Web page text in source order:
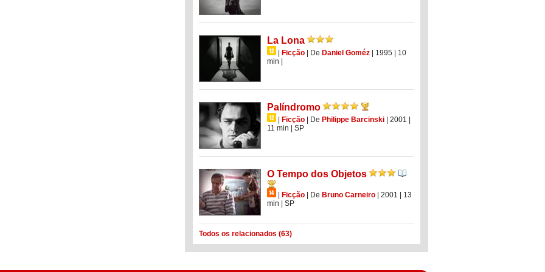
La Lona
Ficção De Daniel Goméz | 1995
| 10
min
Palíndromo
Ficção De Philippe Barcinski | 2001
11 min
SP
O Tempo dos Objetos
Ficção De Bruno Carneiro | 2001
| 13
min
SP
Todos os relacionados (63)